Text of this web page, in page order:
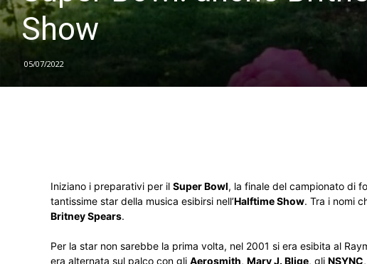
Show
05/07/2022
Iniziano i preparativi per il Super Bowl, la finale del campionato di
tantissime star della musica esibirsi nell’Halftime Show. Tra i nomi
Britney Spears.
Per la star non sarebbe la prima volta, nel 2001 si era esibita al
era alternata sul palco con gli Aerosmith, Mary J. Blige, gli NSYNC,